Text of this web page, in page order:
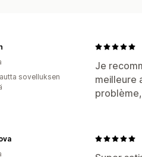
Je
meilleure
sovelluksen